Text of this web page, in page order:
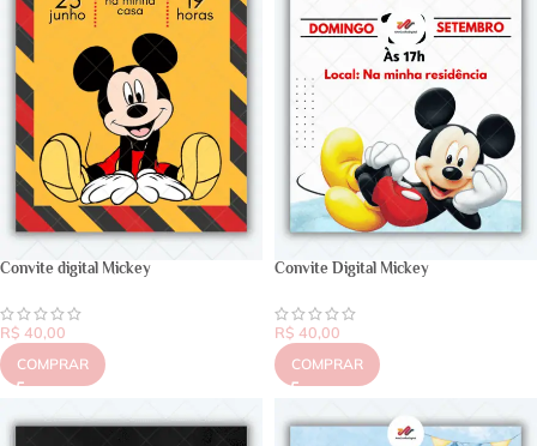
Convite digital Mickey
R$ 40,00
COMPRAR
Convite Digital Mickey
R$ 40,00
COMPRAR